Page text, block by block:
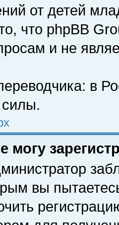
от детей
что phpBB
и не
в
могу
вы